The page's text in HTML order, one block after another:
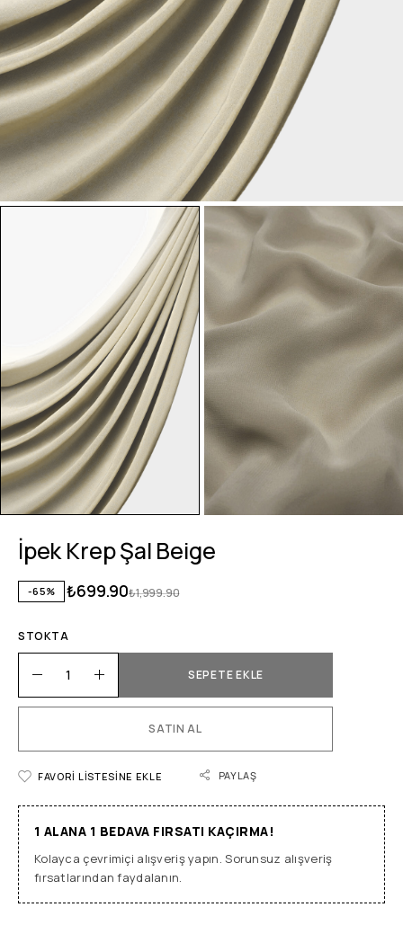
İpek Krep Şal Beige
-65% ₺1,999.90
₺699.90
STOKTA
SEPETE EKLE
SATIN AL
FAVORI LISTESINE EKLE PAYLAŞ
1 ALANA 1 BEDAVA FIRSATI KAÇIRMA!
Kolayca çevrimiçi alışveriş yapın. Sorunsuz alışveriş
fırsatlarından faydalanın.